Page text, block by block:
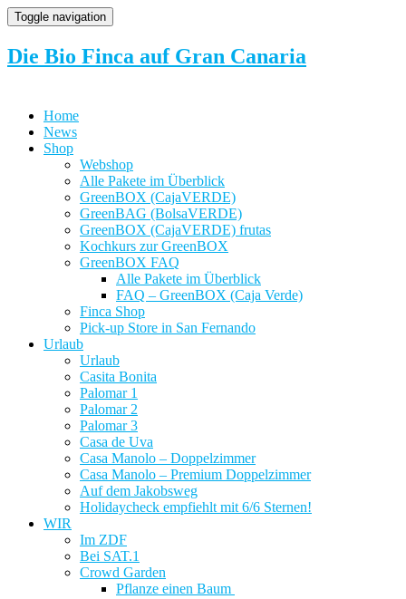
Toggle navigation
Die Bio Finca auf Gran Canaria
Home
News
Shop
Webshop
Alle Pakete im Überblick
GreenBOX (CajaVERDE)
GreenBAG (BolsaVERDE)
GreenBOX (CajaVERDE) frutas
Kochkurs zur GreenBOX
GreenBOX FAQ
Alle Pakete im Überblick
FAQ – GreenBOX (Caja Verde)
Finca Shop
Pick-up Store in San Fernando
Urlaub
Urlaub
Casita Bonita
Palomar 1
Palomar 2
Palomar 3
Casa de Uva
Casa Manolo – Doppelzimmer
Casa Manolo – Premium Doppelzimmer
Auf dem Jakobsweg
Holidaycheck empfiehlt mit 6/6 Sternen!
WIR
Im ZDF
Bei SAT.1
Crowd Garden
Pflanze einen Baum